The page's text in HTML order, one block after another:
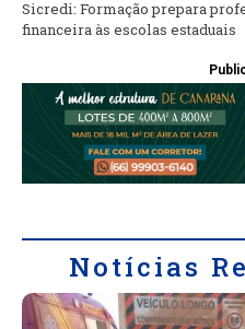
Sicredi: Formação prepara
financeira às escolas estaduais
Notícias